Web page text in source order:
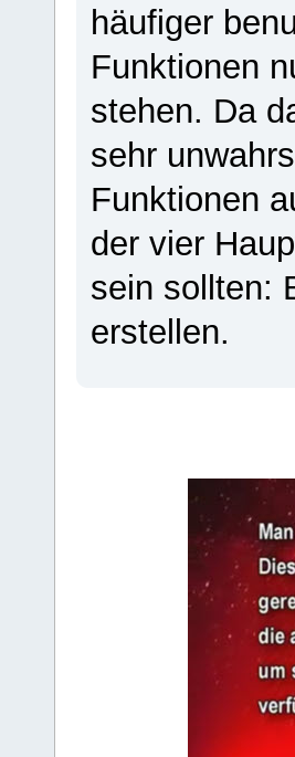
häufiger
Funktionen
stehen. Da
sehr
Funktionen
der vier
sein sollten:
erstellen.